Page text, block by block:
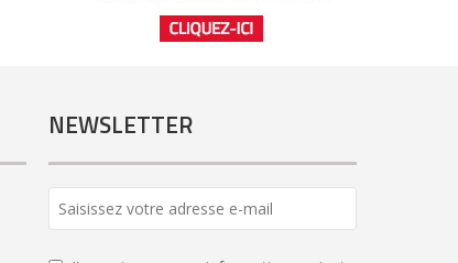
NEWSLETTER